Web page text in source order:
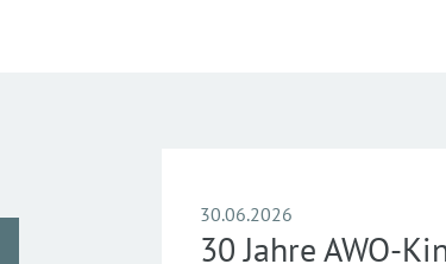
30.06.2026
30 Jahre AWO-